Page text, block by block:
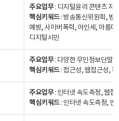
주요업무: 디지털윤리 콘텐츠 지
핵심키워드: 방송통신위원회, 방
예방, 사이버폭력, 아인세, 아름
디지털시민
주요업무: 다양한 무인정보단말
핵심키워드: 접근성, 웹접근성,
주요업무: 인터넷 속도측정, 웹접
핵심키워드: 인터넷 속도측정, 인